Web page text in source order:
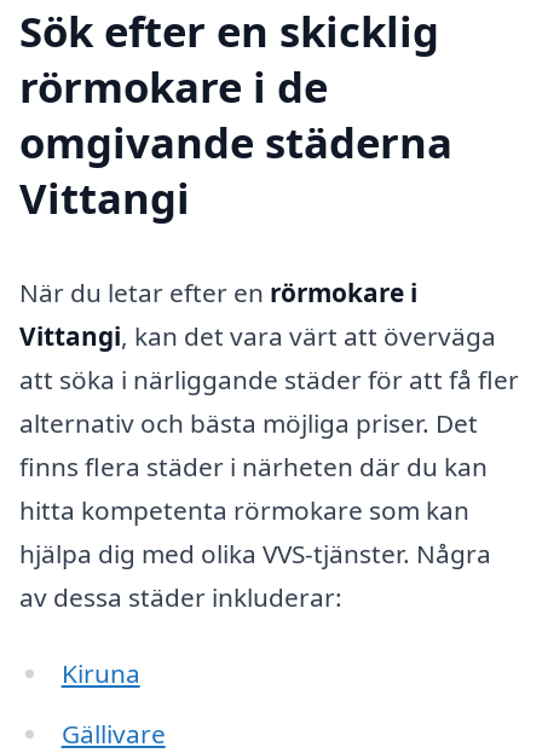
Sök efter en skicklig
rörmokare i de
omgivande städerna
Vittangi
När du letar efter en rörmokare i
Vittangi, kan det vara värt att överväga
att söka i närliggande städer för att få fler
alternativ och bästa möjliga priser. Det
finns flera städer i närheten där du kan
hitta kompetenta rörmokare som kan
hjälpa dig med olika VVS-tjänster. Några
av dessa städer inkluderar:
Kiruna
Gällivare